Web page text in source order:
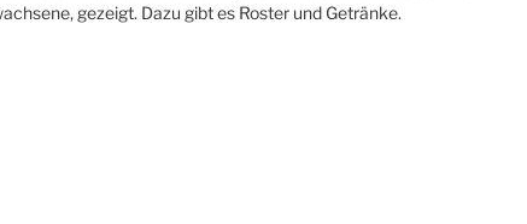
gezeigt. Dazu gibt es Roster und Getränke.